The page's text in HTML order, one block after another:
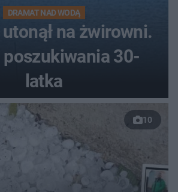
DRAMAT NAD WODĄ
na żwirowni.
30-
latka
10